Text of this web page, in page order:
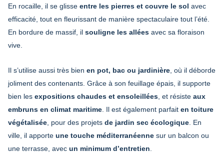
En rocaille, il se glisse entre les pierres et couvre le sol avec
efficacité, tout en fleurissant de manière spectaculaire tout l’été.
En bordure de massif, il souligne les allées avec sa floraison
vive.
Il s’utilise aussi très bien en pot, bac ou jardinière , où il déborde
joliment des contenants. Grâce à son feuillage épais, il supporte
bien les expositions chaudes et ensoleillées , et résiste aux
embruns en climat maritime . Il est également parfait en toiture
végétalisée , pour des projets de jardin sec écologique . En
ville, il apporte une touche méditerranéenne sur un balcon ou
une terrasse, avec un minimum d’entretien